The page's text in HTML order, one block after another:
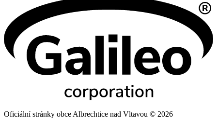
Oficiální stránky obce Albrechtice nad Vltavou © 2026